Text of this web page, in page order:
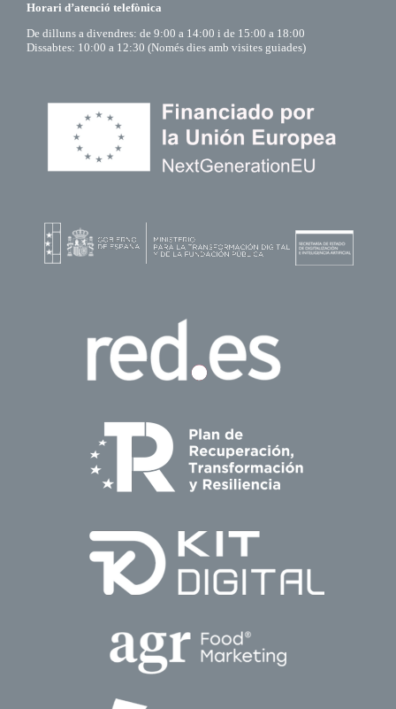
Horari d’atenció telefònica
De dilluns a divendres: de 9:00 a 14:00 i de 15:00 a 18:00
Dissabtes: 10:00 a 12:30 (Només dies amb visites guiades)